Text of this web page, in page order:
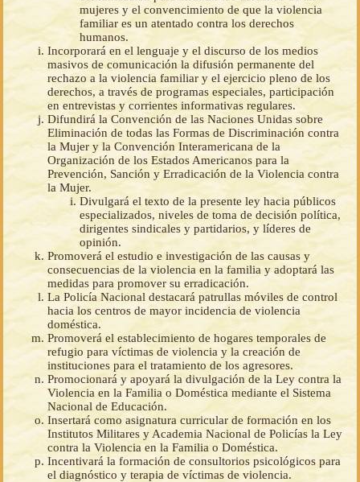
mujeres y el convencimiento de que la violencia
familiar es un atentado contra los derechos
humanos.
Incorporará en el lenguaje y el discurso de los medios
masivos de comunicación la difusión permanente del
rechazo a la violencia familiar y el ejercicio pleno de los
derechos, a través de programas especiales, participación
en entrevistas y corrientes informativas regulares.
Difundirá la Convención de las Naciones Unidas sobre
Eliminación de todas las Formas de Discriminación contra
la Mujer y la Convención Interamericana de la
Organización de los Estados Americanos para la
Prevención, Sanción y Erradicación de la Violencia contra
la Mujer.
Divulgará el texto de la presente ley hacia públicos
especializados, niveles de toma de decisión política,
dirigentes sindicales y partidarios, y líderes de
opinión.
Promoverá el estudio e investigación de las causas y
consecuencias de la violencia en la familia y adoptará las
medidas para promover su erradicación.
La Policía Nacional destacará patrullas móviles de control
hacia los centros de mayor incidencia de violencia
doméstica.
Promoverá el establecimiento de hogares temporales de
refugio para víctimas de violencia y la creación de
instituciones para el tratamiento de los agresores.
Promocionará y apoyará la divulgación de la Ley contra la
Violencia en la Familia o Doméstica mediante el Sistema
Nacional de Educación.
Insertará como asignatura curricular de formación en los
Institutos Militares y Academia Nacional de Policías la Ley
contra la Violencia en la Familia o Doméstica.
Incentivará la formación de consultorios psicológicos para
el diagnóstico y terapia de víctimas de violencia.